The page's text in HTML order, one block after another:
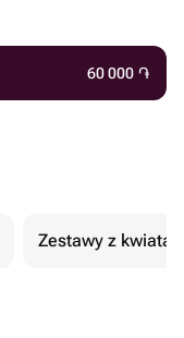
60 000 ֏
Zestawy z